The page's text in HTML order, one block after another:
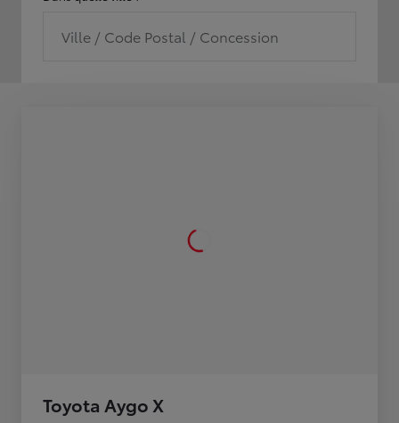
Ville / Code Postal / Concession
Toyota Aygo X